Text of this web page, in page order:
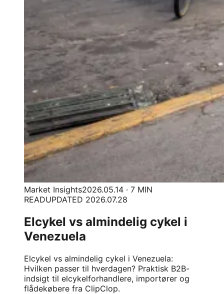
Market Insights2026.05.14 · 7 MIN
READUPDATED 2026.07.28
Elcykel vs almindelig cykel i
Venezuela
Elcykel vs almindelig cykel i Venezuela:
Hvilken passer til hverdagen? Praktisk B2B-
indsigt til elcykelforhandlere, importører og
flådekøbere fra ClipClop.